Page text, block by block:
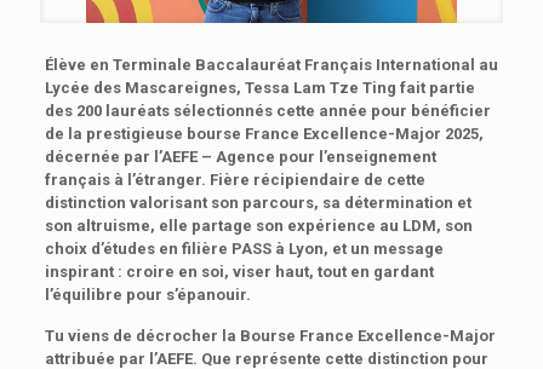
Élève en Terminale Baccalauréat Français International au
Lycée des Mascareignes, Tessa Lam Tze Ting fait partie
des 200 lauréats sélectionnés cette année pour bénéficier
de la prestigieuse bourse France Excellence-Major 2025,
décernée par l’AEFE – Agence pour l’enseignement
français à l’étranger. Fière récipiendaire de cette
distinction valorisant son parcours, sa détermination et
son altruisme, elle partage son expérience au LDM, son
choix d’études en filière PASS à Lyon, et un message
inspirant : croire en soi, viser haut, tout en gardant
l’équilibre pour s’épanouir.
Tu viens de décrocher la Bourse France Excellence-Major
attribuée par l’AEFE. Que représente cette distinction pour